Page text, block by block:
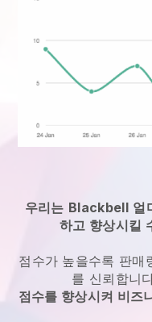
우리는 Blackbell 얼
하고 향상시킬
점수가 높을수록 판매
를 신뢰합니
점수를 향상시켜 비즈